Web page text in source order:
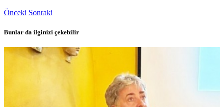
Önceki Sonraki
Bunlar da ilginizi çekebilir